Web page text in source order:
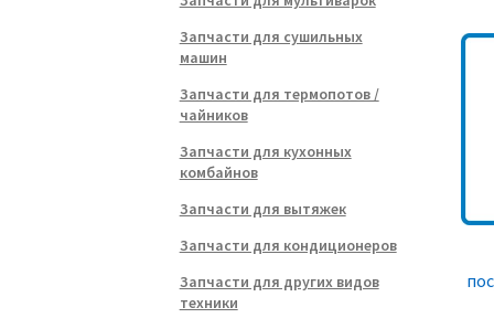
Запчасти для сушильных
машин
Запчасти для термопотов /
чайников
Запчасти для кухонных
комбайнов
Запчасти для вытяжек
Запчасти для кондиционеров
Запчасти для других видов
техники